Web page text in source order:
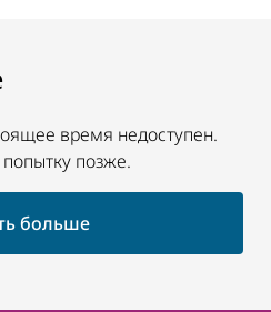
время недоступен.
позже.
больше